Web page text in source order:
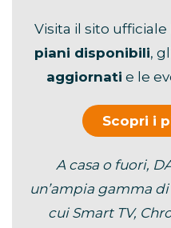
Visita il sito
piani disponibili,
aggiornati e le
Scopri i
A casa o fuori,
un’ampia gamma
cui Smart TV,